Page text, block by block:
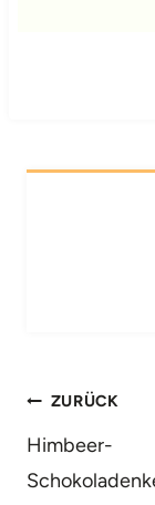
ZURÜCK
Himbeer-